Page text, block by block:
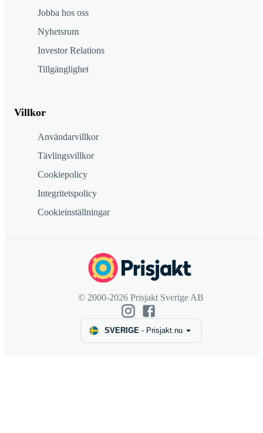
Jobba hos oss
Nyhetsrum
Investor Relations
Tillgänglighet
Villkor
Användarvillkor
Tävlingsvillkor
Cookiepolicy
Integritetspolicy
Cookieinställningar
© 2000-2026 Prisjakt Sverige AB
SVERIGE- Prisjakt.nu